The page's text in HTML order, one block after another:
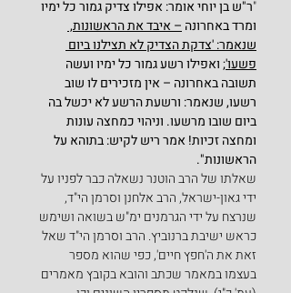
"ר"ש בן יוחי אומר: אפילו צדיק גמור כל ימיו
ומרד באחרונה – איבד את הראשונות,
שנאמר: 'צדקת הצדיק לא תצילנו ביום
פשעו'; ואפילו רשע גמור כל ימיו ועשה
תשובה באחרונה – אין מזכירים לו שוב
רשעו, שנאמר: ורשעת הרשע לא יכשל בה
ביום שובו מרשעו. וניהוי כמחצה עונות
ומחצה זכיות! אמר ריש לקיש: בתוהא על
הראשונות".
שאלתו של הרב הוטנר נשאלה כבר לפניו על
ידי גאון-ישראל, הרב אלחנן וסרמן הי"ד,
שנרצח על ידי הגרמנים ימ"ש בשואה ושימש
כראש ישיבת ברנוביץ. הרב וסרמן הי"ד שאל
זאת את ה'חפץ חיים', כפי שהוא מספר
בעצמו במאמר שכתב והובא בקובץ מאמרים